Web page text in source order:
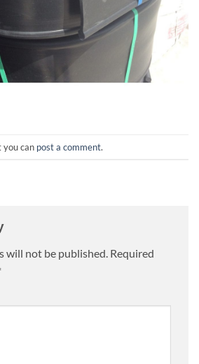
you can post a comment.
will not be published. Required